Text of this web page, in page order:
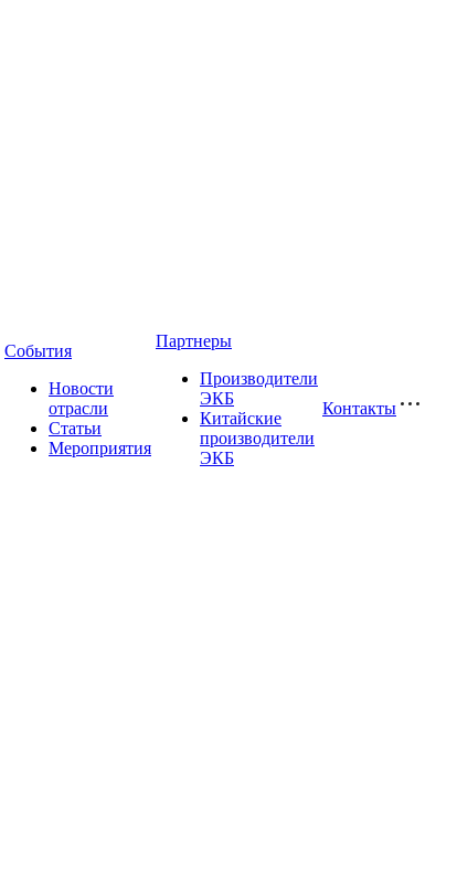
События
Новости
отрасли
Статьи
Мероприятия
Партнеры
Производители
ЭКБ
Китайские
производители
ЭКБ
Контакты